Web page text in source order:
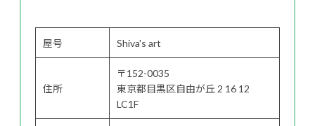
屋号 Shiva's art
住所
〒152-0035
東京都目黒区自由が丘 2 16 12
LC1F